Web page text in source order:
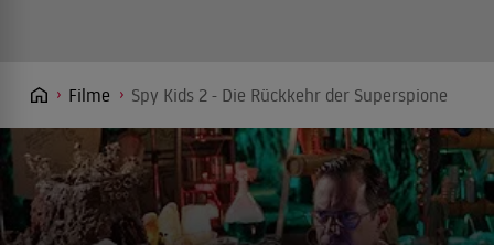
Filme Spy Kids 2 - Die Rückkehr der Superspione